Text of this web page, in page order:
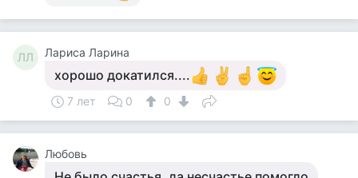
ЛЛ Лариса Ларина
хорошо докатился....
7 лет 0 0
Любовь